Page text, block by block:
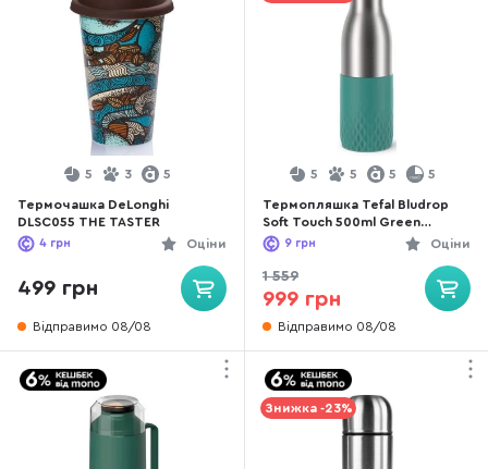
5 3 5
Термочашка DeLonghi
DLSC055 THE TASTER
Оціни
4 грн
499 грн
Відправимо 08/08
5 5 5 5
Термопляшка Tefal Bludrop
Soft Touch 500ml Green
(N3110610)
Оціни
9 грн
1 559
999 грн
Відправимо 08/08
Знижка -23%